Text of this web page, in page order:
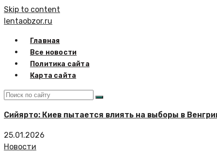
Skip to content
lentaobzor.ru
Главная
Все новости
Политика сайта
Карта сайта
Сийярто: Киев пытается влиять на выборы в
25.01.2026
Новости